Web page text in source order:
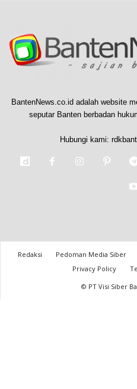
BantenNews.co.id adalah website
seputar Banten berbadan
Hubungi kami:
Redaksi Pedoman Media Siber
Privacy Policy
© PT Visi Siber